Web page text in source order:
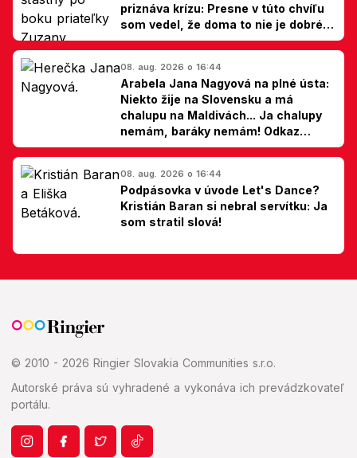
priznáva krízu: Presne v túto chvíľu
som vedel, že doma to nie je dobré,
hovorí Milan Ondrík
08. aug. 2026 o 16:44
Arabela Jana Nagyová na plné ústa:
Niekto žije na Slovensku a má
chalupu na Maldivách... Ja chalupy
nemám, baráky nemám! Odkaz
Slovákom
08. aug. 2026 o 16:44
Podpásovka v úvode Let's Dance?
Kristián Baran si nebral servítku: Ja
som stratil slová!
© 2010 - 2026 Ringier Slovakia Communities s.r.o.
Autorské práva sú vyhradené a vykonáva ich prevádzkovateľ
portálu.